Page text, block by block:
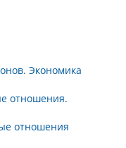
Экономика
отношения.
отношения